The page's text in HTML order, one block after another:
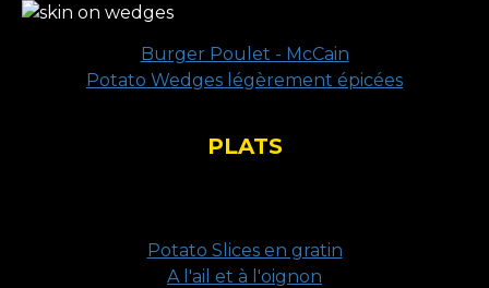
Burger Poulet - McCain
Potato Wedges légèrement épicées
PLATS
Potato Slices en gratin
A l'ail et à l'oignon